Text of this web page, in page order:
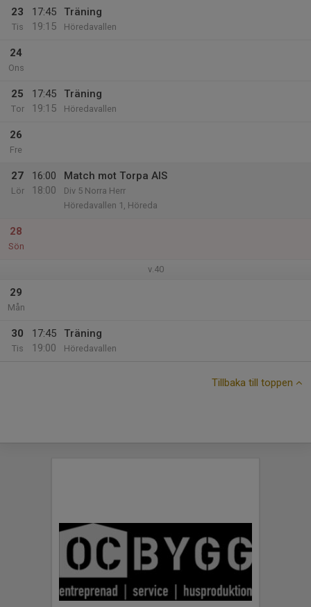
23
Tis
17:45
19:15
Träning
Höredavallen
24
Ons
25
Tor
17:45
19:15
Träning
Höredavallen
26
Fre
27
Lör
16:00
18:00
Match mot Torpa AIS
Div 5 Norra Herr
Höredavallen 1, Höreda
28
Sön
v.40
29
Mån
30
Tis
17:45
19:00
Träning
Höredavallen
Tillbaka till toppen